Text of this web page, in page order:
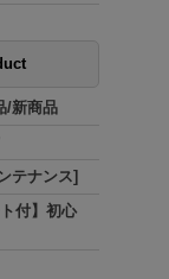
/新商品
テナンス]
付】初心